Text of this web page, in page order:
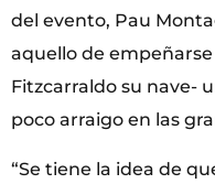
del evento, Pau
aquello de
Fitzcarraldo su nave-
poco arraigo en las
“Se tiene la idea de